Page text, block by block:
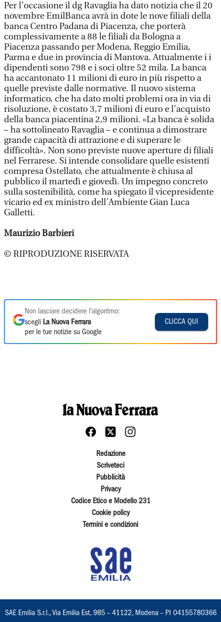
Per l’occasione il dg Ravaglia ha dato notizia che il 20
novembre EmilBanca avrà in dote le nove filiali della
banca Centro Padana di Piacenza, che porterà
complessivamente a 88 le filiali da Bologna a
Piacenza passando per Modena, Reggio Emilia,
Parma e due in provincia di Mantova. Attualmente i i
dipendenti sono 798 e i soci oltre 52 mila. La banca
ha accantonato 11 milioni di euro in più rispetto a
quelle previste dalle normative. Il nuovo sistema
informatico, che ha dato molti problemi ora in via di
risoluzione, è costato 3,7 milioni di euro e l’acquisto
della banca piacentina 2,9 milioni. «La banca è solida
– ha sottolineato Ravaglia – e continua a dimostrare
grande capacità di attrazione e di superare le
difficoltà». Non sono previste nuove aperture di filiali
nel Ferrarese. Si intende consolidare quelle esistenti
compresa Ostellato, che attualmente è chiusa al
pubblico il martedì e giovedì. Un impegno concreto
sulla sostenibilità, come ha spiegato il vicepresidente
vicario ed ex ministro dell’Ambiente Gian Luca
Galletti.
Maurizio Barbieri
© RIPRODUZIONE RISERVATA
Non lasciare decidere l'algoritmo:
scegli La Nuova Ferrara
per le tue notizie su Google
CLICCA QUI
Redazione
Scriveteci
Pubblicità
Privacy
Codice Etico e Modello 231
Cookie policy
Termini e condizioni
SAE Emilia S.r.l., Via Emilia Est, 985 – 41122, Modena – PI 04155780366